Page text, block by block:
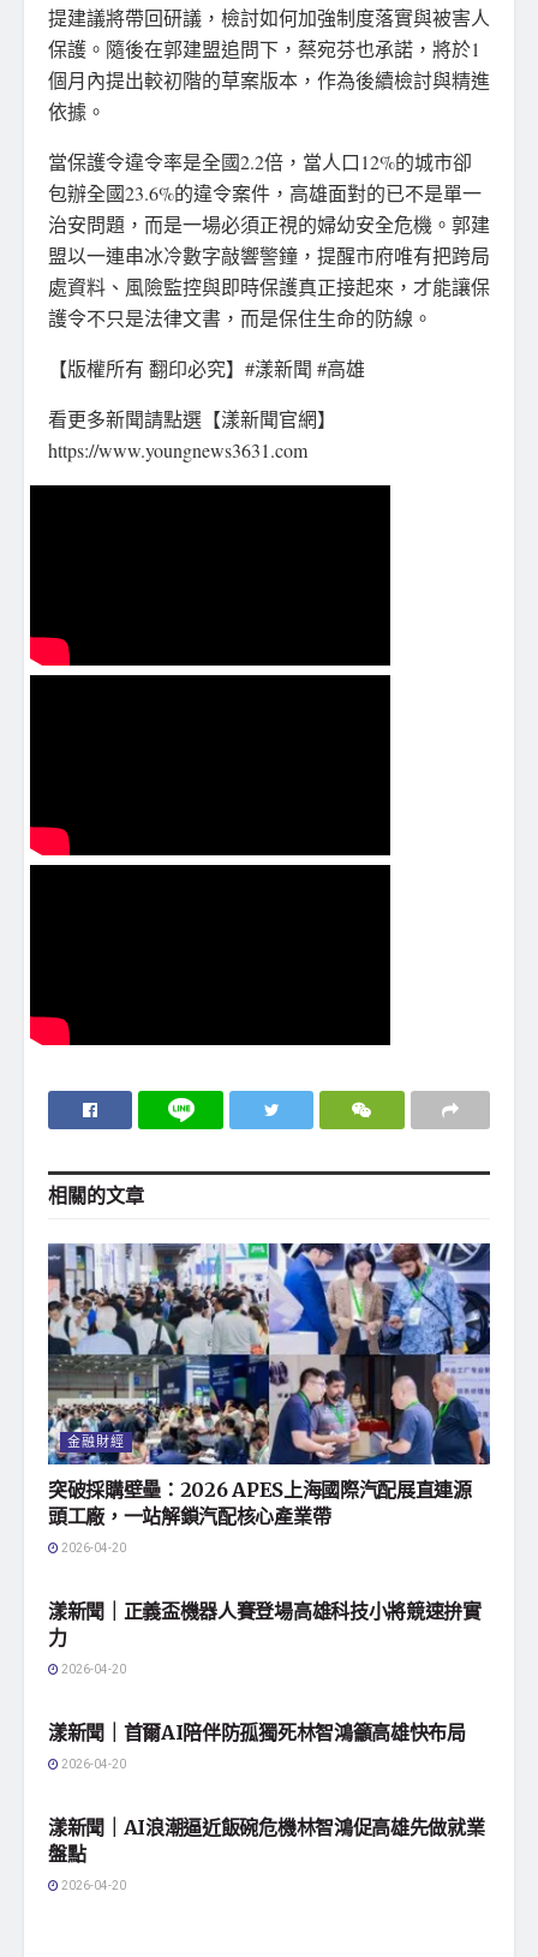
提建議將帶回研議，檢討如何加強制度落實與被害人
保護。隨後在郭建盟追問下，蔡宛芬也承諾，將於1
個月內提出較初階的草案版本，作為後續檢討與精進
依據。
當保護令違令率是全國2.2倍，當人口12%的城市卻
包辦全國23.6%的違令案件，高雄面對的已不是單一
治安問題，而是一場必須正視的婦幼安全危機。郭建
盟以一連串冰冷數字敲響警鐘，提醒市府唯有把跨局
處資料、風險監控與即時保護真正接起來，才能讓保
護令不只是法律文書，而是保住生命的防線。
【版權所有 翻印必究】#漾新聞 #高雄
看更多新聞請點選【漾新聞官網】
https://www.youngnews3631.com⁠
相關的文章
金融財經
突破採購壁壘：2026 APES上海國際汽配展直連源
頭工廠，一站解鎖汽配核心產業帶
2026-04-20
漾新聞｜正義盃機器人賽登場高雄科技小將競速拚實
力
2026-04-20
漾新聞｜首爾AI陪伴防孤獨死林智鴻籲高雄快布局
2026-04-20
漾新聞｜AI浪潮逼近飯碗危機林智鴻促高雄先做就業
盤點
2026-04-20